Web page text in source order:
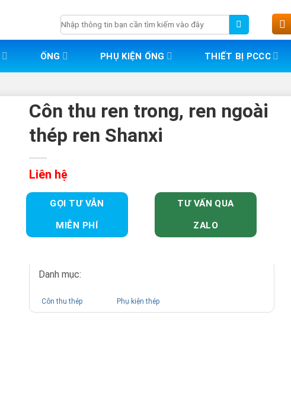
Tìm
kiếm:
ỐNG PHỤ KIỆN ỐNG THIẾT BỊ PCCC
Côn thu ren trong, ren ngoài
thép ren Shanxi
Liên hệ
Danh mục:
Côn thu thép Phụ kiện thép
GỌI TƯ VẪN
MIỄN PHÍ
TƯ VẤN QUA
ZALO